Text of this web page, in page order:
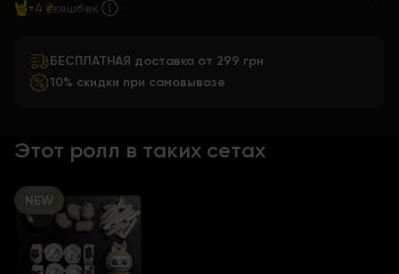
+4 ₴кешбек
БЕСПЛАТНАЯ доставка от 299 грн
10% скидки при самовывозе
Этот ролл в таких сетах
NEW